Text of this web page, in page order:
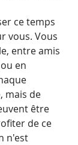
ce temps
vous. Vous
entre amis
en
mais de
être
de ce
n'est